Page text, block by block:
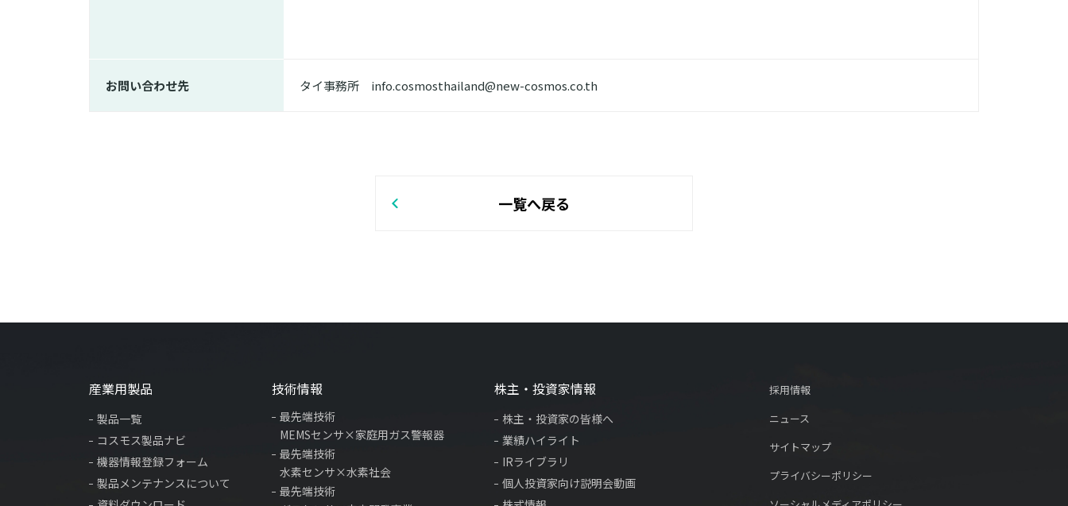
お問い合わせ先 タイ事務所 info.cosmosthailand@new-cosmos.co.th
一覧へ戻る
産業用製品
製品一覧
コスモス製品ナビ
機器情報登録フォーム
製品メンテナンスについて
技術情報
最先端技術
MEMSセンサ×家庭用ガス警報器
最先端技術
水素センサ×水素社会
最先端技術
株主・投資家情報
株主・投資家の皆様へ
業績ハイライト
IRライブラリ
個人投資家向け説明会動画
採用情報
ニュース
サイトマップ
プライバシーポリシー